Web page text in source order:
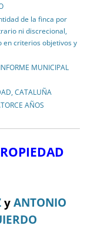
de la finca por
ni discrecional,
en criterios objetivos y
MUNICIPAL
CATALUÑA
AÑOS
y ANTONIO